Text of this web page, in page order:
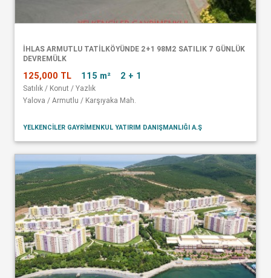
İHLAS ARMUTLU TATİLKÖYÜNDE 2+1 98M2 SATILIK 7 GÜNLÜK
DEVREMÜLK
125,000 TL 115 m² 2 + 1
Satılık / Konut / Yazlık
Yalova / Armutlu / Karşıyaka Mah.
YELKENCİLER GAYRİMENKUL YATIRIM DANIŞMANLIĞI A.Ş